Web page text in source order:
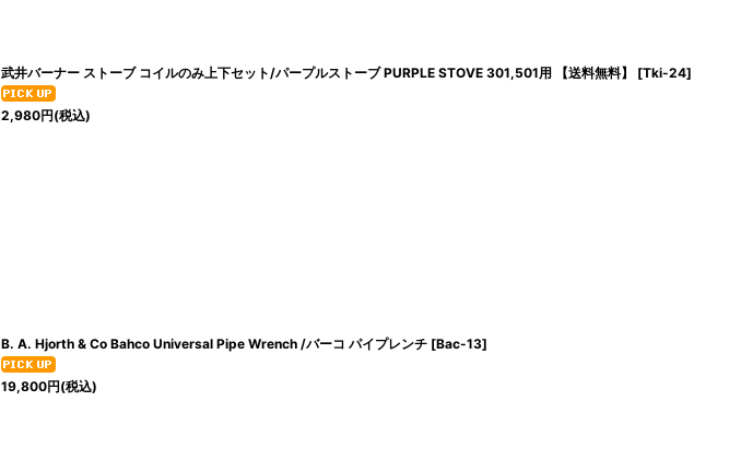
武井バーナー ストーブ コイルのみ上下セット/パープルストーブ PURPLE STOVE 301,501用 【送料無料】 [Tki-24]
2,980円(税込)
B. A. Hjorth & Co Bahco Universal Pipe Wrench /バーコ パイプレンチ [Bac-13]
19,800円(税込)